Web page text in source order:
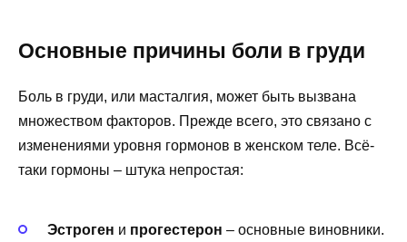
Основные причины боли в груди
Боль в груди, или масталгия, может быть вызвана
множеством факторов. Прежде всего, это связано с
изменениями уровня гормонов в женском теле. Всё-
таки гормоны – штука непростая:
Эстроген и прогестерон – основные виновники.